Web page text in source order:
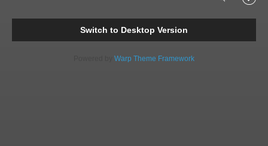
Comments
Switch to Desktop Version
Warp Theme Framework